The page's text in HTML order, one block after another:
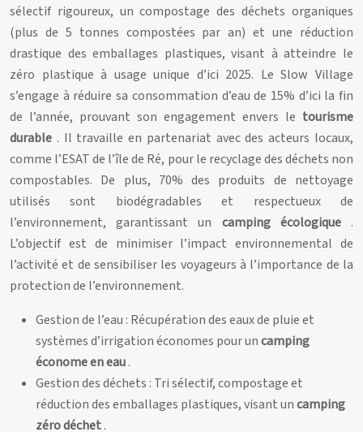
sélectif rigoureux, un compostage des déchets organiques
(plus de 5 tonnes compostées par an) et une réduction
drastique des emballages plastiques, visant à atteindre le
zéro plastique à usage unique d’ici 2025. Le Slow Village
s’engage à réduire sa consommation d’eau de 15% d’ici la fin
de l’année, prouvant son engagement envers le tourisme
durable . Il travaille en partenariat avec des acteurs locaux,
comme l’ESAT de l’île de Ré, pour le recyclage des déchets non
compostables. De plus, 70% des produits de nettoyage
utilisés sont biodégradables et respectueux de
l’environnement, garantissant un camping écologique .
L’objectif est de minimiser l’impact environnemental de
l’activité et de sensibiliser les voyageurs à l’importance de la
protection de l’environnement.
Gestion de l’eau : Récupération des eaux de pluie et
systèmes d’irrigation économes pour uncamping
économe en eau.
Gestion des déchets : Tri sélectif, compostage et
réduction des emballages plastiques, visant uncamping
zéro déchet.